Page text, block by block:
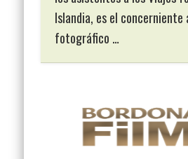
Islandia, es el concerniente
fotográfico …